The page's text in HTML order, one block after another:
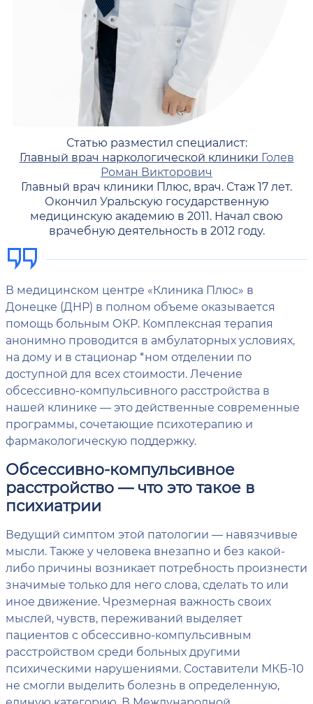
Статью разместил специалист:
Главный врач наркологической клиники Голев
Роман Викторович
Главный врач клиники Плюс, врач. Стаж 17 лет.
Окончил Уральскую государственную
медицинскую академию в 2011. Начал свою
врачебную деятельность в 2012 году.
В медицинском центре «Клиника Плюс» в
Донецке (ДНР) в полном объеме оказывается
помощь больным ОКР. Комплексная терапия
анонимно проводится в амбулаторных условиях,
на дому и в стационар *ном отделении по
доступной для всех стоимости. Лечение
обсессивно-компульсивного расстройства в
нашей клинике — это действенные современные
программы, сочетающие психотерапию и
фармакологическую поддержку.
Обсессивно-компульсивное
расстройство — что это такое в
психиатрии
Ведущий симптом этой патологии — навязчивые
мысли. Также у человека внезапно и без какой-
либо причины возникает потребность произнести
значимые только для него слова, сделать то или
иное движение. Чрезмерная важность своих
мыслей, чувств, переживаний выделяет
пациентов с обсессивно-компульсивным
расстройством среди больных другими
психическими нарушениями. Составители МКБ-10
не смогли выделить болезнь в определенную,